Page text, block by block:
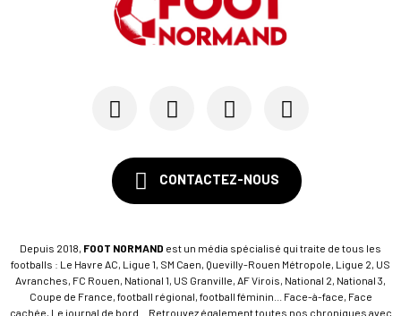
CONTACTEZ-NOUS
Depuis 2018, FOOT NORMAND est un média spécialisé qui traite de tous les
footballs : Le Havre AC, Ligue 1, SM Caen, Quevilly-Rouen Métropole, Ligue 2, US
Avranches, FC Rouen, National 1, US Granville, AF Virois, National 2, National 3,
Coupe de France, football régional, football féminin... Face-à-face, Face
cachée, Le journal de bord... Retrouvez également toutes nos chroniques avec